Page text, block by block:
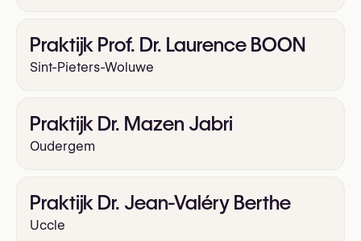
Praktijk Prof. Dr. Laurence BOON
Sint-Pieters-Woluwe
Praktijk Dr. Mazen Jabri
Oudergem
Praktijk Dr. Jean-Valéry Berthe
Uccle